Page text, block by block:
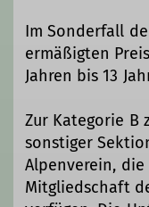
Im Sonderfall
ermäßigten
Jahren bis 13
Zur Kategorie B
sonstiger
Alpenverein,
Mitgliedschaft